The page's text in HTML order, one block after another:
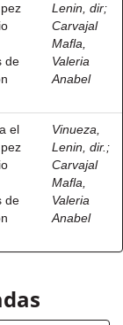
de
Lenin, dir;
Carvajal
Mafla,
Valeria
Anabel
el
de
Vinueza,
Lenin, dir. ;
Carvajal
Mafla,
Valeria
Anabel